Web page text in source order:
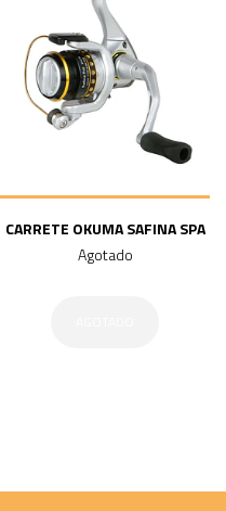
CARRETE OKUMA SAFINA SPA
Agotado